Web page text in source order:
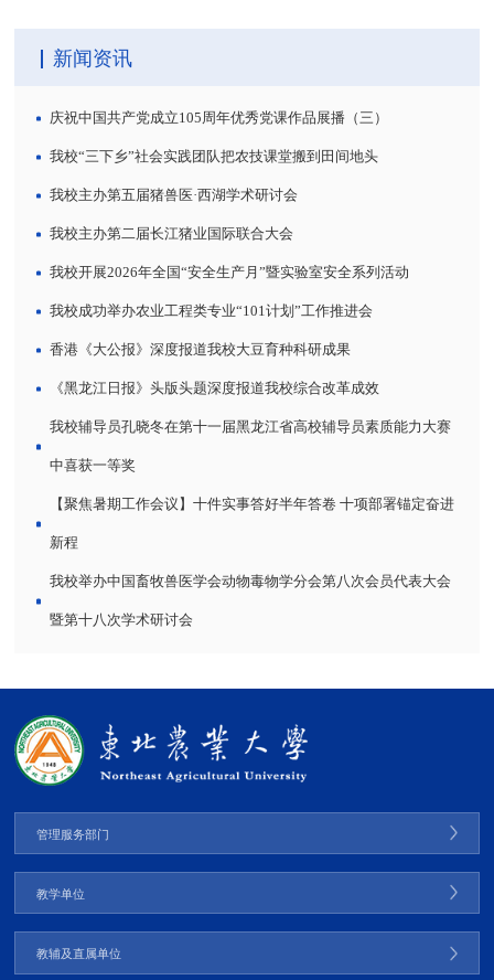
新闻资讯
庆祝中国共产党成立105周年优秀党课作品展播（三）
我校“三下乡”社会实践团队把农技课堂搬到田间地头
我校主办第五届猪兽医·西湖学术研讨会
我校主办第二届长江猪业国际联合大会
我校开展2026年全国“安全生产月”暨实验室安全系列活动
我校成功举办农业工程类专业“101计划”工作推进会
香港《大公报》深度报道我校大豆育种科研成果
《黑龙江日报》头版头题深度报道我校综合改革成效
我校辅导员孔晓冬在第十一届黑龙江省高校辅导员素质能力大赛
中喜获一等奖
【聚焦暑期工作会议】十件实事答好半年答卷 十项部署锚定奋进
新程
我校举办中国畜牧兽医学会动物毒物学分会第八次会员代表大会
暨第十八次学术研讨会
管理服务部门
教学单位
教辅及直属单位